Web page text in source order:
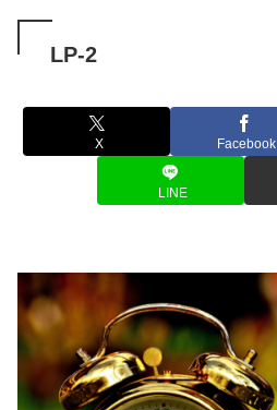
LP-2
X Facebook
LINE